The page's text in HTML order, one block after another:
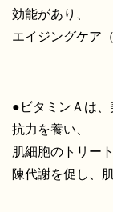
効能があり、
エイジングケア
●ビタミンＡは
抗力を養い、
肌細胞のトリー
陳代謝を促し、